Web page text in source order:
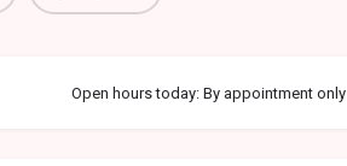
Open hours today: By appointment only